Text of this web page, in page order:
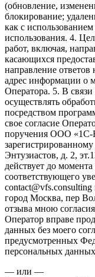
(обновление,
блокирование;
как с
использования. 4.
работ, включая,
касающихся
направление
адрес информации о
Оператора. 5. В
осуществлять
посредством
свое согласие
поручения ООО «1С-
Энтузиастов, д. 2,
действует до
соответствующего
город Москва, пер
отзыва мною
Оператор вправе
данных без моего
предусмотренных
персональных
— или —